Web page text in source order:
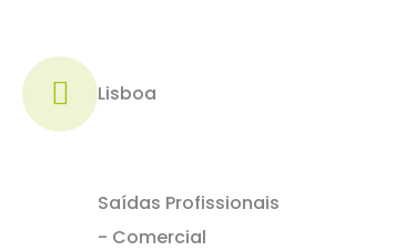
Lisboa
Saídas Profissionais
- Comercial